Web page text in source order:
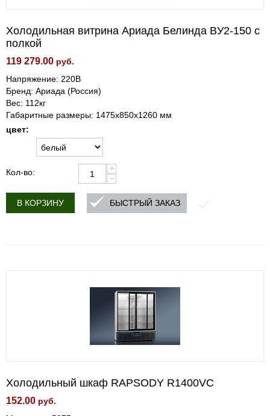
Холодильная витрина Ариада Белинда BУ2-150 с
полкой
119 279.00 руб.
Напряжение: 220В
Бренд: Ариада (Россия)
Вес: 112кг
Габаритные размеры: 1475х850х1260 мм
цвет:
Кол-во:
+
−
В КОРЗИНУ БЫСТРЫЙ ЗАКАЗ
Холодильный шкаф RAPSODY R1400VС
152.00 руб.